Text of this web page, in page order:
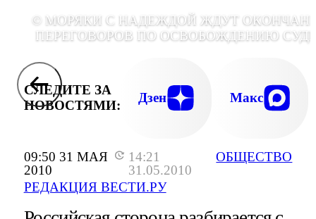
09:50 31 МАЯ
2010
14:21
31.05.2010
РЕДАКЦИЯ ВЕСТИ.РУ
ОБЩЕСТВО
© МОРЯКИ С НАДЕЖДОЙ ЖДУТ
ПЕРЕГОВОРОВ ПО ОСВОБОЖДЕНИЮ
СЛЕДИТЕ ЗА
НОВОСТЯМИ:
Дзен Макс